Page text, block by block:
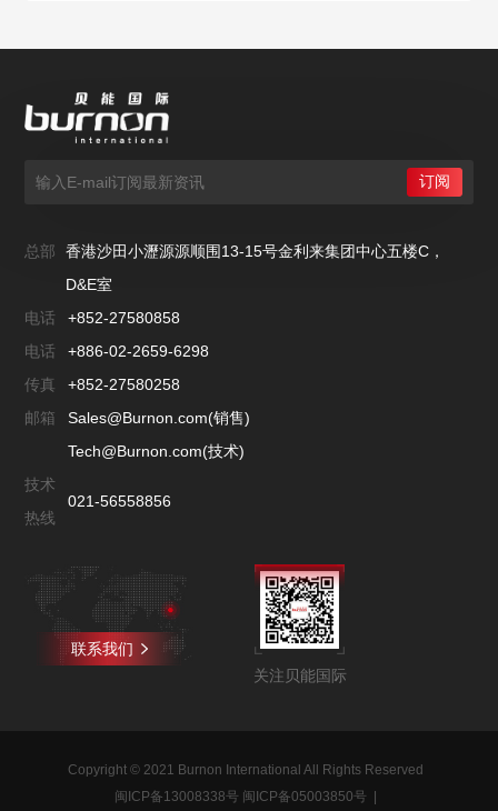
总部
香港沙田小瀝源源顺围13-15号金利来集团中心五楼C，
D&E室
电话
+852-27580858
电话
+886-02-2659-6298
传真
+852-27580258
邮箱
Sales@Burnon.com(销售)
Tech@Burnon.com(技术)
技术
热线
021-56558856
联系我们
关注贝能国际
Copyright © 2021 Burnon International All Rights Reserved
闽ICP备13008338号 闽ICP备05003850号